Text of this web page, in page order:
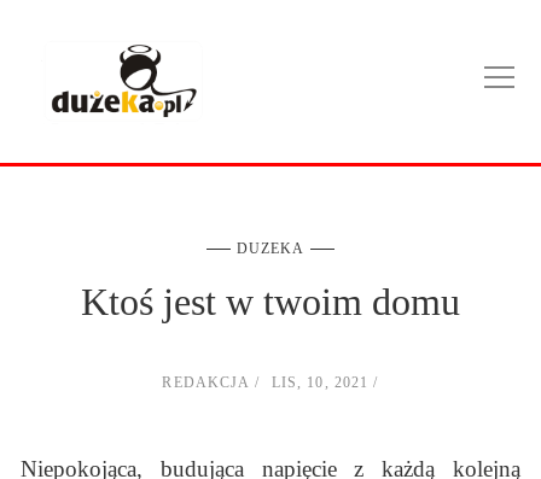
DUZEKA
Ktoś jest w twoim domu
REDAKCJA LIS, 10, 2021
Niepokojąca, budująca napięcie z każdą kolejną